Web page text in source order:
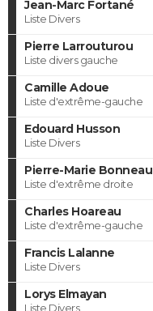
Jean-Marc Fortané
Liste Divers
Pierre Larrouturou
Liste divers gauche
Camille Adoue
Liste d'extrême-gauche
Edouard Husson
Liste Divers
Pierre-Marie Bonneau
Liste d'extrême droite
Charles Hoareau
Liste d'extrême-gauche
Francis Lalanne
Liste Divers
Lorys Elmayan
Liste Divers